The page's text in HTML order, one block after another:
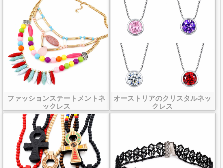
ファッションステートメントネ
ックレス
オーストリアのクリスタルネッ
クレス